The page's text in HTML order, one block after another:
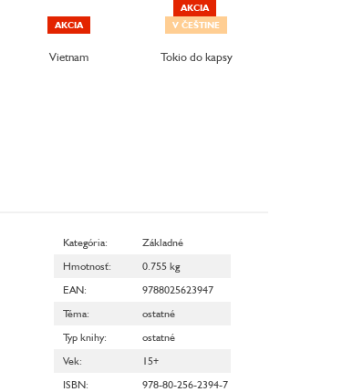
AKCIA
Vietnam
AKCIA
V ČEŠTINE
Tokio do kapsy
Kategória:
Základné
Hmotnosť:
0.755 kg
EAN:
9788025623947
Téma:
ostatné
Typ knihy:
ostatné
Vek:
15+
ISBN:
978-80-256-2394-7